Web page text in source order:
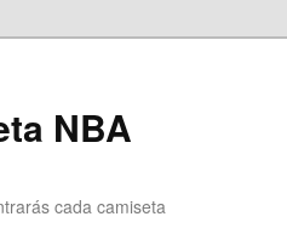
NBA
cada camiseta